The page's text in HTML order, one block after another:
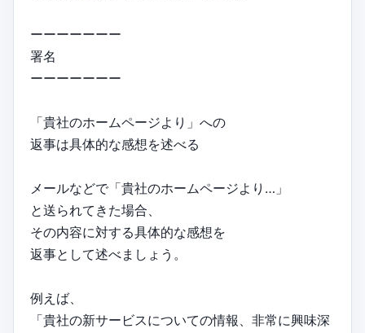
ーーーーーーー
署名
ーーーーーーー
「貴社のホームページより」への
返事は具体的な感想を述べる
メールなどで「貴社のホームページより…」
と送られてきた場合、
その内容に対する具体的な感想を
返事として述べましょう。
例えば、
「貴社の新サービスについての情報、非常に興味深